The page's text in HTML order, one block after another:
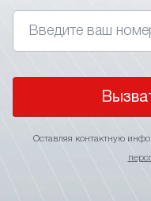
Оставляя контактную